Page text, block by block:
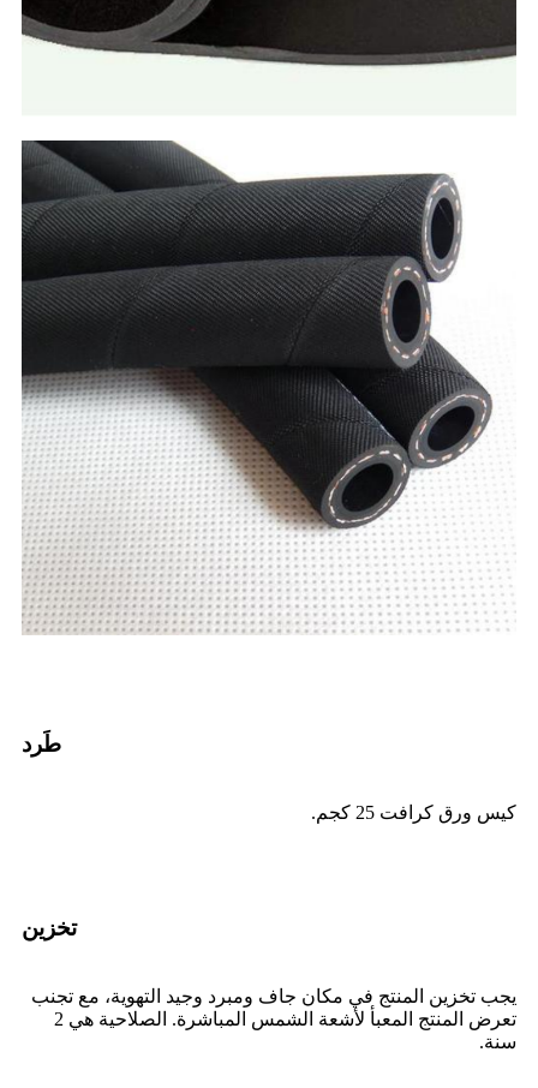
طَرد
كيس ورق كرافت 25 كجم.
تخزين
يجب تخزين المنتج في مكان جاف ومبرد وجيد التهوية، مع تجنب
تعرض المنتج المعبأ لأشعة الشمس المباشرة. الصلاحية هي 2
سنة.